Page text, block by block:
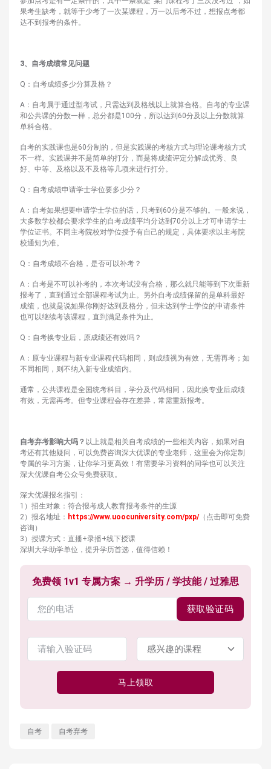
果考生缺考，就等于少考了一次某课程，万一以后考不过，想报点考都
达不到报考的条件。
3、 自考成绩常见问题
Q：自考成绩多少分算及格？
A：自考属于通过型考试，只需达到及格线以上就算合格。自考的专业课
和公共课的分数一样，总分都是100分，所以达到60分及以上分数就算
单科合格。
自考的实践课也是60分制的，但是实践课的考核方式与理论课考核方式
不一样。实践课并不是简单的打分，而是将成绩评定分解成优秀、良
好、中等、及格以及不及格等几项来进行打分。
Q：自考成绩申请学士学位要多少分？
A：自考如果想要申请学士学位的话，只考到60分是不够的。一般来说，
大多数学校都会要求学生的自考成绩平均分达到70分以上才可申请学士
学位证书。不同主考院校对学位授予有自己的规定，具体要求以主考院
校通知为准。
Q：自考成绩不合格，是否可以补考？
A：自考是不可以补考的，本次考试没有合格，那么就只能等到下次重新
报考了，直到通过全部课程考试为止。另外自考成绩保留的是单科最好
成绩，也就是说如果你刚好达到及格分，但未达到学士学位的申请条件
也可以继续考该课程，直到满足条件为止。
Q：自考换专业后，原成绩还有效吗？
A：原专业课程与新专业课程代码相同，则成绩视为有效，无需再考；如
不同相同，则不纳入新专业成绩内。
通常，公共课程是全国统考科目，学分及代码相同，因此换专业后成绩
有效，无需再考。但专业课程会存在差异，常需重新报考。
自考弃考影响大吗？ 以上就是相关自考成绩的一些相关内容，如果对自
考还有其他疑问，​可以免费咨询深大优课的专业老师，这里会为你定制
专属的学习方案，让你学习更高效！有需要学习资料的同学也可以关注
深大优课自考公众号免费获取。
深大优课报名指引：
1）招生对象：符合报考成人教育报考条件的生源
2）报名地址： https://www.uoocuniversity.com/pxp/（点击即可免费
咨询）
3）授课方式：直播+录播+线下授课
深圳大学助学单位，提升学历首选，值得信赖！
免费领 1v1 专属方案 → 升学历 / 学技能 / 过雅思
获取验证码
马上领取
自考 自考弃考